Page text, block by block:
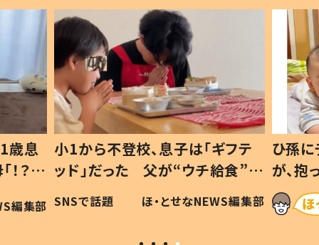
歳息
？」
編集部
小1から不登校、息子は「ギフテ
ッド」だった 父が“ウチ給食”を
作り続ける理由とは #令和の親
#令和の子
SNSで話題 ほ・とせなNEWS編集部
ひ孫
が、
「涙が
い」